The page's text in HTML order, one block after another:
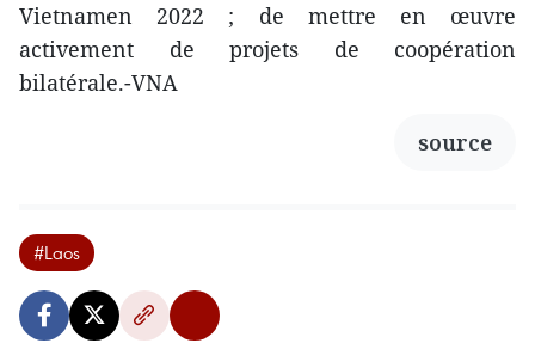
Vietnamen 2022 ; de mettre en œuvre
activement de projets de coopération
bilatérale.-VNA
source
#Laos